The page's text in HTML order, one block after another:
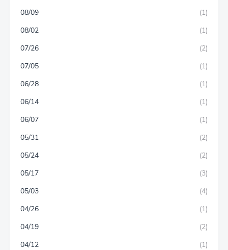
08/09
(1)
08/02
(1)
07/26
(2)
07/05
(1)
06/28
(1)
06/14
(1)
06/07
(1)
05/31
(2)
05/24
(2)
05/17
(3)
05/03
(4)
04/26
(1)
04/19
(2)
04/12
(1)